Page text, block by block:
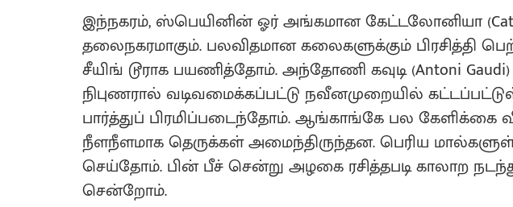
இந்நகரம், ஸ்பெயினின் ஓர் அங்கமான கேட்டலோனியா
தலைநகரமாகும். பலவிதமான கலைகளுக்கும் பிரசித்தி
சீயிங் டூராக பயணித்தோம். அந்தோணி கவுடி (Antoni
நிபுணரால் வடிவமைக்கப்பட்டு நவீனமுறையில்
பார்த்துப் பிரமிப்படைந்தோம். ஆங்காங்கே பல கேளிக்கை
நீளநீளமாக தெருக்கள் அமைந்திருந்தன. பெரிய
செய்தோம். பின் பீச் சென்று அழகை ரசித்தபடி காலாற
சென்றோம்.